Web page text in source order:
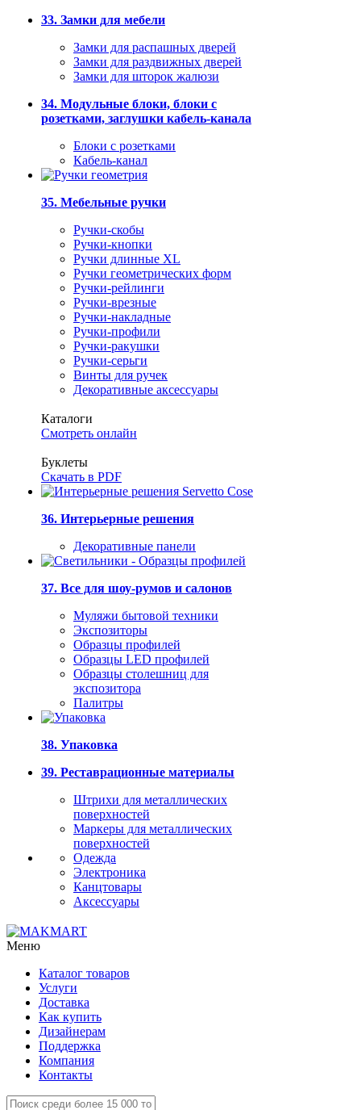
33. Замки для мебели
Замки для распашных дверей
Замки для раздвижных дверей
Замки для шторок жалюзи
34. Модульные блоки, блоки с
розетками, заглушки кабель-канала
Блоки с розетками
Кабель-канал
35. Мебельные ручки
Ручки-скобы
Ручки-кнопки
Ручки длинные XL
Ручки геометрических форм
Ручки-рейлинги
Ручки-врезные
Ручки-накладные
Ручки-профили
Ручки-ракушки
Ручки-серьги
Винты для ручек
Декоративные аксессуары
Каталоги
Смотреть онлайн
Буклеты
Скачать в PDF
36. Интерьерные решения
Декоративные панели
37. Все для шоу-румов и салонов
Муляжи бытовой техники
Экспозиторы
Образцы профилей
Образцы LED профилей
Образцы столешниц для
экспозитора
Палитры
38. Упаковка
39. Реставрационные материалы
Штрихи для металлических
поверхностей
Маркеры для металлических
поверхностей
Одежда
Электроника
Канцтовары
Аксессуары
Меню
Каталог товаров
Услуги
Доставка
Как купить
Дизайнерам
Поддержка
Компания
Контакты